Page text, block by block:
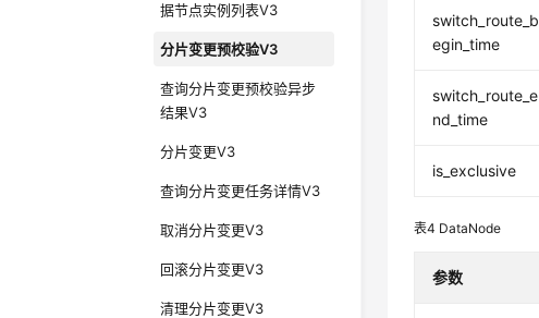
据节点实例列表V3
分片变更预校验V3
查询分片变更预校验异步
结果V3
分片变更V3
查询分片变更任务详情V3
取消分片变更V3
回滚分片变更V3
清理分片变更V3
switch_route_b
egin_time
switch_route_e
nd_time
is_exclusive
表4 DataNode
参数